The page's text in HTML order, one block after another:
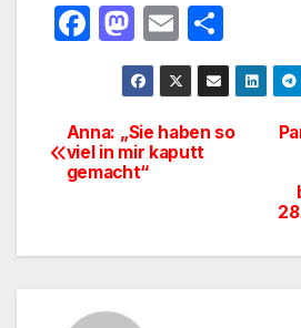
F
e
b
M
a
st
o
d
E
m
ail
ei
le
n
Anna: „Sie haben so
viel in mir kaputt
gemacht“